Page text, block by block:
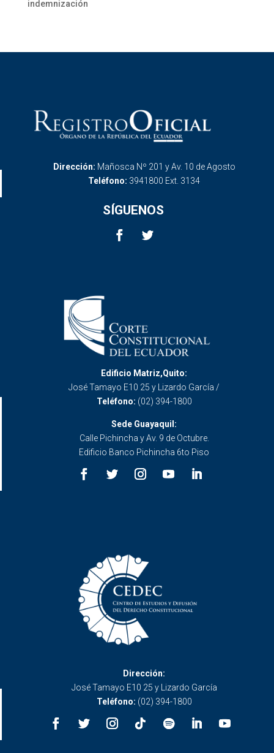
indemnización
Dirección: Mañosca Nº 201 y Av. 10 de Agosto
Teléfono: 3941800 Ext. 3134
SÍGUENOS
Edificio Matriz,Quito:
José Tamayo E10 25 y Lizardo García /
Teléfono: (02) 394-1800
Sede Guayaquil:
Calle Pichincha y Av. 9 de Octubre.
Edificio Banco Pichincha 6to Piso
Dirección:
José Tamayo E10 25 y Lizardo García
Teléfono: (02) 394-1800